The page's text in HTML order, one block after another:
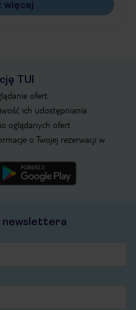
więcej
TUI
ofert
ich udostępniania
oglądanych ofert
o Twojej rezerwacji w
newslettera